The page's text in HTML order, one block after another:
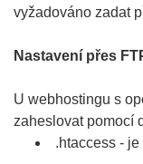
vyžadováno zadat
Nastavení přes
U webhostingu s
zaheslovat pomocí
.htaccess -